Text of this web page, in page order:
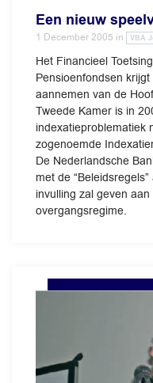
Een nieuw
1 December 2005 in VBA
Het Financieel
Pensioenfondsen
aannemen van de
Tweede Kamer is in
indexatieproblematiek
zogenoemde
De Nederlandsche
met de
invulling zal geven
overgangsregime.